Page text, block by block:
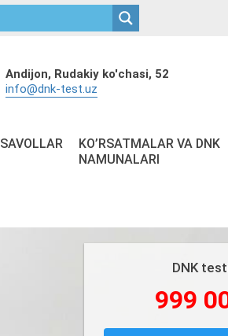
Andijon, Rudakiy ko'chasi, 52
info@dnk-test.uz
SAVOLLAR
KO’RSATMALAR VA DNK
NAMUNALARI
DNK
999